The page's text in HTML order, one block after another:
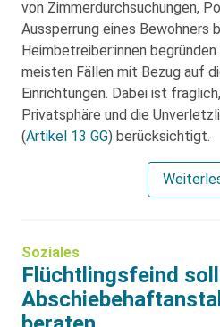
von Zimmerdurchsuchungen,
Aussperrung eines Bewohners
Heimbetreiber:innen begründen
meisten Fällen mit Bezug auf
Einrichtungen. Dabei ist
Privatsphäre und die
(Artikel 13 GG) berücksichtigt.
Soziales
Flüchtlingsfeind soll